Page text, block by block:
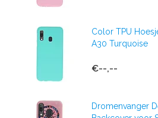
Color TPU
A30 Turquoise
€--,--
Dromenvanger